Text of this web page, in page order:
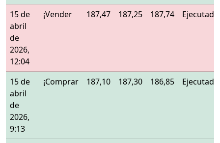
15 de
abril
de
2026,
12:04
¡Vender 187,47 187,25 187,74 Ejecutado
15 de
abril
de
2026,
9:13
¡Comprar 187,10 187,30 186,85 Ejecutado